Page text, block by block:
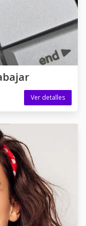
Ver detalles